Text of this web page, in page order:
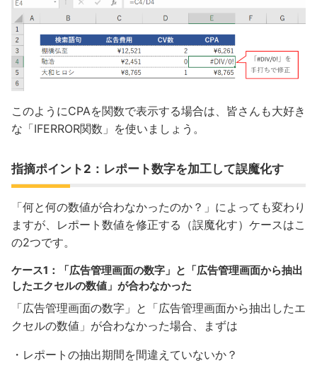
このようにCPAを関数で表示する場合は、皆さんも大好き
な「IFERROR関数」を使いましょう。
指摘ポイント2：レポート数字を加工して誤魔化す
「何と何の数値が合わなかったのか？」によっても変わり
ますが、レポート数値を修正する（誤魔化す）ケースはこ
の2つです。
ケース1：「広告管理画面の数字」と「広告管理画面から抽出
したエクセルの数値」が合わなかった
「広告管理画面の数字」と「広告管理画面から抽出したエ
クセルの数値」が合わなかった場合、まずは
・レポートの抽出期間を間違えていないか？